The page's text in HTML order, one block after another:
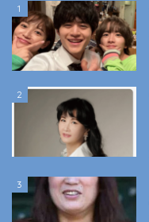
1
2
3